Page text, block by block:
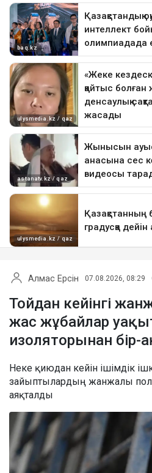
Алмас Ерсін 07.08.2026, 08:29
Тойдан кейінгі
жас жұбайлар
изоляторынан
Неке қиюдан кейін ішімдік
зайыптылардың жанжалы
аяқталды